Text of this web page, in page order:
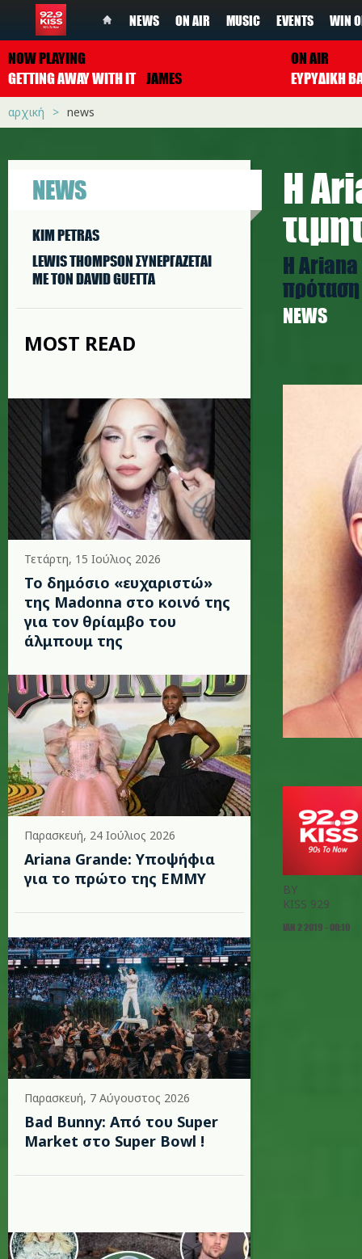
NEWS ON AIR MUSIC EVENTS WIN
NOW PLAYING
GETTING AWAY WITH IT JAMES
ON AIR
ΕΥΡΥΔΙΚΗ
αρχική news
NEWS
KIM PETRAS
LEWIS THOMPSON ΣΥΝΕΡΓAΖΕΤΑΙ
ΜΕ ΤΟΝ DAVID GUETTA
MOST READ
Τετάρτη, 15 Ιούλιος 2026
Το δημόσιο «ευχαριστώ»
της Madonna στο κοινό της
για τον θρίαμβο του
άλμπουμ της
Παρασκευή, 24 Ιούλιος 2026
Ariana Grande: Υποψήφια
για το πρώτο της EMMY
Παρασκευή, 7 Αύγουστος 2026
Bad Bunny: Από του Super
Market στο Super Bowl !
Η
Η Ariana
NEWS
ariana-
BY
KISS 929
ΙΑΝ 2 2019 - 00:10